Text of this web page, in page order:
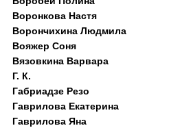
Воронкова Настя
Ворончихина Людмила
Вояжер Соня
Вязовкина Варвара
Г. К.
Габриадзе Резо
Гаврилова Екатерина
Гаврилова Яна